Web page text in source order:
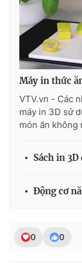
THỜI BÁO VTV
Theo dõi báo
Cơ quan báo chí:
cấp ngày 29/12/
Nguyễn Trọng Ninh
Máy in thức
VTV.vn - Các
máy in 3D sử
món ăn không
Sách in
Động cơ
0 0